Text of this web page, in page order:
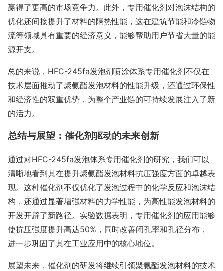
赢得了更高的市场竞争力。此外，专用催化剂对泡沫结构的
优化还间接提升了材料的隔热性能，这在建筑节能和冷链物
流等领域具有重要的经济意义，能够帮助用户节省大量的能
源开支。
总的来说，HFC-245fa发泡剂喷涂体系专用催化剂不仅在
技术层面推动了聚氨酯发泡材料的性能升级，还通过环保性
和经济性的双重优势，为整个产业链的可持续发展注入了新
的活力。
总结与展望：催化剂驱动的未来创新
通过对HFC-245fa发泡体系专用催化剂的研究，我们可以
清晰地看到其在提升聚氨酯发泡材料抗压强度方面的卓越表
现。这种催化剂不仅优化了发泡过程中的化学反应和泡沫结
构，还通过显著增强材料的力学性能，为高性能发泡材料的
开发开辟了新路径。实验数据表明，专用催化剂的应用能够
使抗压强度提升高达50%，同时改善闭孔率和孔径分布，
进一步巩固了其在工业应用中的核心地位。
展望未来，催化剂的研发将继续引领聚氨酯发泡材料的技术